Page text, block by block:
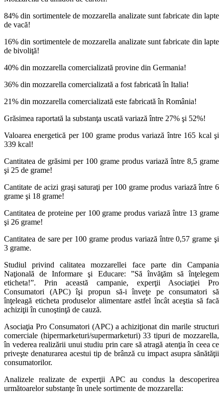
84% din sortimentele de mozzarella analizate sunt fabricate din lapte
de vacă!
16% din sortimentele de mozzarella analizate sunt fabricate din lapte
de bivoliţă!
40% din mozzarella comercializată provine din Germania!
36% din mozzarella comercializată a fost fabricată în Italia!
21% din mozzarella comercializată este fabricată în România!
Grăsimea raportată la substanţa uscată variază între 27% şi 52%!
Valoarea energetică per 100 grame produs variază între 165 kcal şi
339 kcal!
Cantitatea de grăsimi per 100 grame produs variază între 8,5 grame
şi 25 de grame!
Cantitate de acizi graşi saturaţi per 100 grame produs variază între 6
grame şi 18 grame!
Cantitatea de proteine per 100 grame produs variază între 13 grame
şi 26 grame!
Cantitatea de sare per 100 grame produs variază între 0,57 grame şi
3 grame.
Studiul privind calitatea mozzarellei face parte din Campania
Naţională de Informare şi Educare: ”Să învăţăm să înţelegem
eticheta!”. Prin această campanie, experţii Asociaţiei Pro
Consumatori (APC) îşi propun să-i înveţe pe consumatori să
înţeleagă eticheta produselor alimentare astfel încât aceştia să facă
achiziţii în cunoştinţă de cauză.
Asociaţia Pro Consumatori (APC) a achiziţionat din marile structuri
comerciale (hipermarketuri/supermarketuri) 33 tipuri de mozzarella,
în vederea realizării unui studiu prin care să atragă atenţia în ceea ce
priveşte denaturarea acestui tip de brânză cu impact asupra sănătăţii
consumatorilor.
Analizele realizate de experţii APC au condus la descoperirea
următoarelor substanţe în unele sortimente de mozzarella: